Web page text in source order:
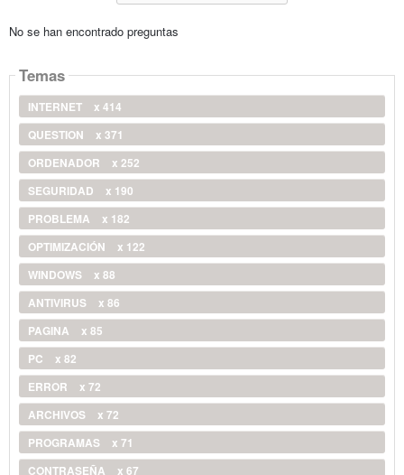
No se han encontrado preguntas
Temas
INTERNET
x 414
QUESTION
x 371
ORDENADOR
x 252
SEGURIDAD
x 190
PROBLEMA
x 182
OPTIMIZACIÓN
x 122
WINDOWS
x 88
ANTIVIRUS
x 86
PAGINA
x 85
PC
x 82
ERROR
x 72
ARCHIVOS
x 72
PROGRAMAS
x 71
CONTRASEÑA
x 67